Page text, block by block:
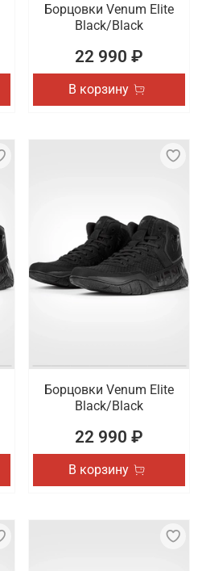
Борцовки Venum Elite
Black/Black
22 990 ₽
В корзину
Борцовки Venum Elite
Black/Black
22 990 ₽
В корзину